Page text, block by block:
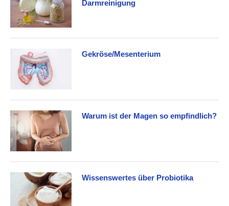
Darmreinigung
Gekröse/Mesenterium
Warum ist der Magen so empfindlich?
Wissenswertes über Probiotika